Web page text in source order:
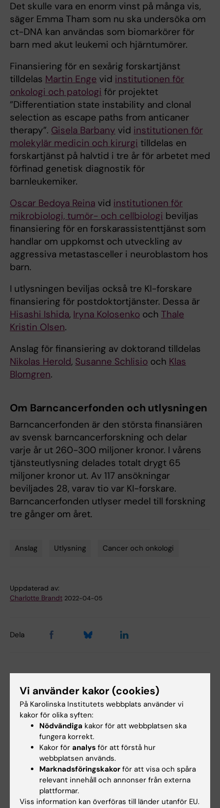
Det skulle vara en enorm vinst på många vis,
säger Emma Tham som nu ska undersöka om
ct-DNA kan användas som biomarkörer för
barn med akut leukemi och hjärntumörer.
Finansiering för en sexårig forskartjänst
tilldelas Martin Enge vid institutionen för
onkologi och patologi för projektet
”Differentiation state instability and clonal
selection as escape paths from anticaner
therapy”. Gisela Barbany vid institutionen för
molekylär medicin och kirurgi tilldelas en
forskartjänst på halvtid i tre år för arbetet med
förfinad genetisk diagnostik för
barnleukemiker.
Oscar Bedoya Reina vid institutionen för
mikrobiologi, tumör- och cellbiologi beviljas
finansiering för en forskarassistenttjänst som
handlar om uppkomst och utveckling av
aggressiva metastasceller i neuroblastom hos
barn.
I utlysningen beviljas också tre KI-forskare
finansiering för postdoktortjänster. Dessa är
Hisashi Ishida, Iryna Kolosenko och Thale
Kristin Olsen.
Anslag för finansiering av doktorand tilldelas
Nikolas Herold, Susanne Schlisio och Klas
Blomgren.
Om Barncancerfonden och utlysningen
Barncancerfonden är den största finansiären
av svensk barncancerforskning och delar
varje år ut 260-300 miljoner kronor. I vårens
tjänsteutlysning delades totalt drygt 65
miljoner kronor ut. Av 117 ansökningar
beviljades 28, varav tio var KI-forskare.
Barncancerfonden utlyser medel till forskning
tre gånger om året.
Anslag Utlysning Cancer och onkologi
Uppdaterad av:
Charlotte Brandt 2022-04-05
Dela
7 aug 2026
Celler i tumörens
mikromiljö kan
5 aug 2026
Hög följsamhet trots
Vi använder kakor (cookies)
På Karolinska Institutets webbplats använder vi
kakor för olika syften:
Nödvändiga kakor för att webbplatsen ska
fungera korrekt.
Kakor för analys för att förstå hur
webbplatsen används.
Marknadsföringskakor för att visa och spåra
relevant innehåll och annonser från externa
plattformar.
Viss information kan överföras till länder utanför EU.